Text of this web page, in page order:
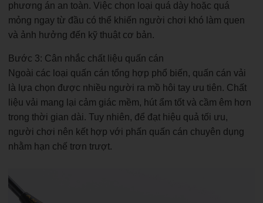
phương án an toàn. Việc chọn loại quá dày hoặc quá
mỏng ngay từ đầu có thể khiến người chơi khó làm quen
và ảnh hưởng đến kỹ thuật cơ bản.
Bước 3: Cân nhắc chất liệu quấn cán
Ngoài các loại quấn cán tổng hợp phổ biến, quấn cán vải
là lựa chọn được nhiều người ra mồ hôi tay ưu tiên. Chất
liệu vải mang lại cảm giác mềm, hút ẩm tốt và cầm êm hơn
trong thời gian dài. Tuy nhiên, để đạt hiệu quả tối ưu,
người chơi nên kết hợp với phấn quấn cán chuyên dụng
nhằm hạn chế trơn trượt.